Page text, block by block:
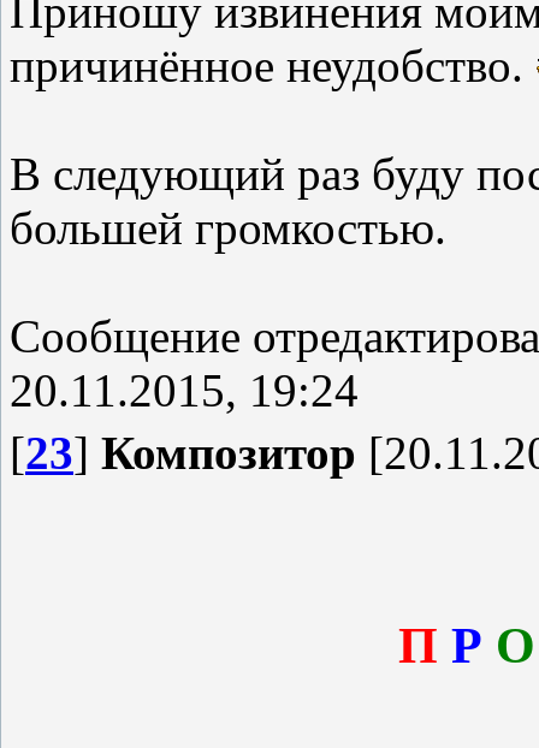
Приношу извинения
причинённое неудобство.
В следующий раз буду
большей громкостью.
Сообщение
20.11.2015, 19:24
[23] Композитор
П Р О